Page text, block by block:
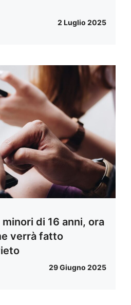
2 Luglio 2025
di 16 anni, ora
verrà fatto
29 Giugno 2025